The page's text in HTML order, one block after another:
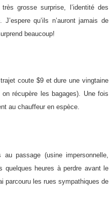
grosse surprise, l’identité des
qu’ils n’auront jamais de
beaucoup!
coute $9 et dure une vingtaine
récupère les bagages). Une fois
au chauffeur en espèce.
passage (usine impersonnelle,
heures à perdre avant le
parcouru les rues sympathiques de